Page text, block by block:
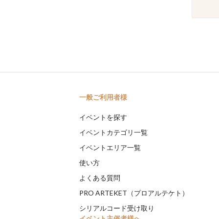
一般ご利用者様
イベントを探す
イベントカテゴリ一覧
イベントエリア一覧
使い方
よくある質問
PRO ARTEKET（プロアルテケト）
シリアルコード受け取り